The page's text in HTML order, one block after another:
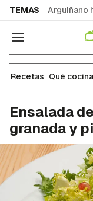
TEMAS Arguiñano
Navegación
Recetas
Recetas Qué
Ensalada
granada y